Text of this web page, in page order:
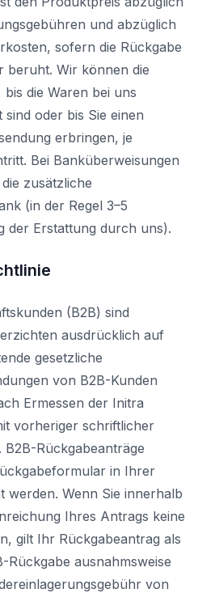
und abzüglich
sofern die Rückgabe
beruht. Wir können die
die Waren bei uns
oder bis Sie einen
erbringen, je
Bei Banküberweisungen
zusätzliche
(in der Regel 3–5
der Erstattung durch uns).
(B2B) sind
ausdrücklich auf
gesetzliche
von B2B-Kunden
Ermessen der Initra
vorheriger schriftlicher
Rückgabeanträge
in Ihrer
werden. Wenn Sie innerhalb
Ihres Antrags keine
gilt Ihr Rückgabeantrag als
Rückgabe ausnahmsweise
von